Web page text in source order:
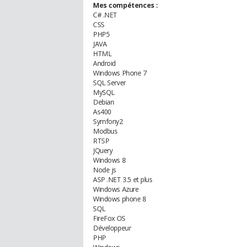
Mes compétences :
C# .NET
CSS
PHP5
JAVA
HTML
Android
Windows Phone 7
SQL Server
MySQL
Debian
As400
Symfony2
Modbus
RTSP
JQuery
Windows 8
Node js
ASP .NET 3.5 et plus
Windows Azure
Windows phone 8
SQL
FireFox OS
Développeur
PHP